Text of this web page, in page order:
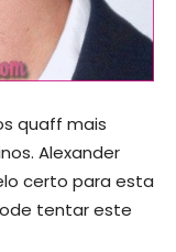
quaff mais
Alexander
certo para esta
tentar este